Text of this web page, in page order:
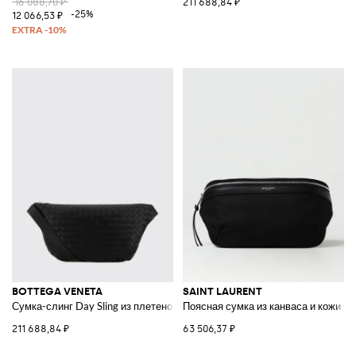
16 088,70 ₽
12 066,53 ₽
-25%
211 688,84 ₽
BOTTEGA VENETA
Сумка-слинг Day Sling из плетеной кожи
211 688,84 ₽
SAINT LAURENT
Поясная сумка из канваса и кожи
63 506,37 ₽